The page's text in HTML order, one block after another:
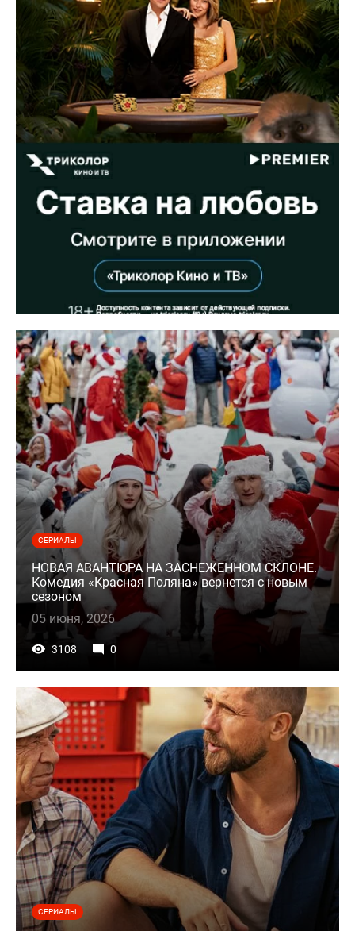
СЕРИАЛЫ
НОВАЯ АВАНТЮРА НА ЗАСНЕЖЕННОМ СКЛОНЕ.
Комедия «Красная Поляна» вернется с новым
сезоном
05 июня, 2026
3108 0
СЕРИАЛЫ